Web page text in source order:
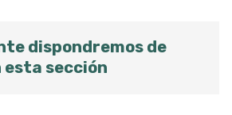
dispondremos de
sección